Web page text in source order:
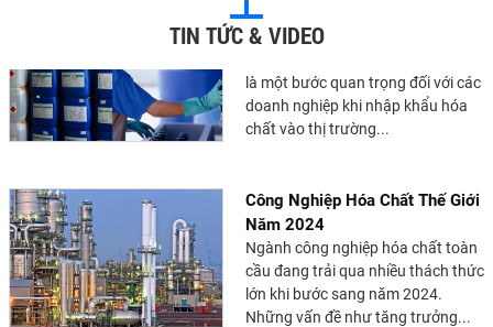
TIN TỨC & VIDEO
Hướng Dẫn Chi Tiết Về Thủ Tục
Khai Báo Hóa Chất Nhập Khẩu
là một bước quan trọng đối với các
doanh nghiệp khi nhập khẩu hóa
chất vào thị trường...
Công Nghiệp Hóa Chất Thế Giới
Năm 2024
Ngành công nghiệp hóa chất toàn
cầu đang trải qua nhiều thách thức
lớn khi bước sang năm 2024.
Những vấn đề như tăng trưởng...